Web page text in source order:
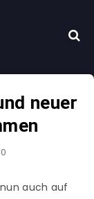
neuer
0
auch auf